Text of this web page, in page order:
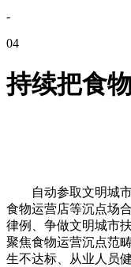
-
04
持续把食
自动参取文明城市
食物运营店等沉点场
律例、争做文明城市
聚焦食物运营沉点范
生不达标、从业人员